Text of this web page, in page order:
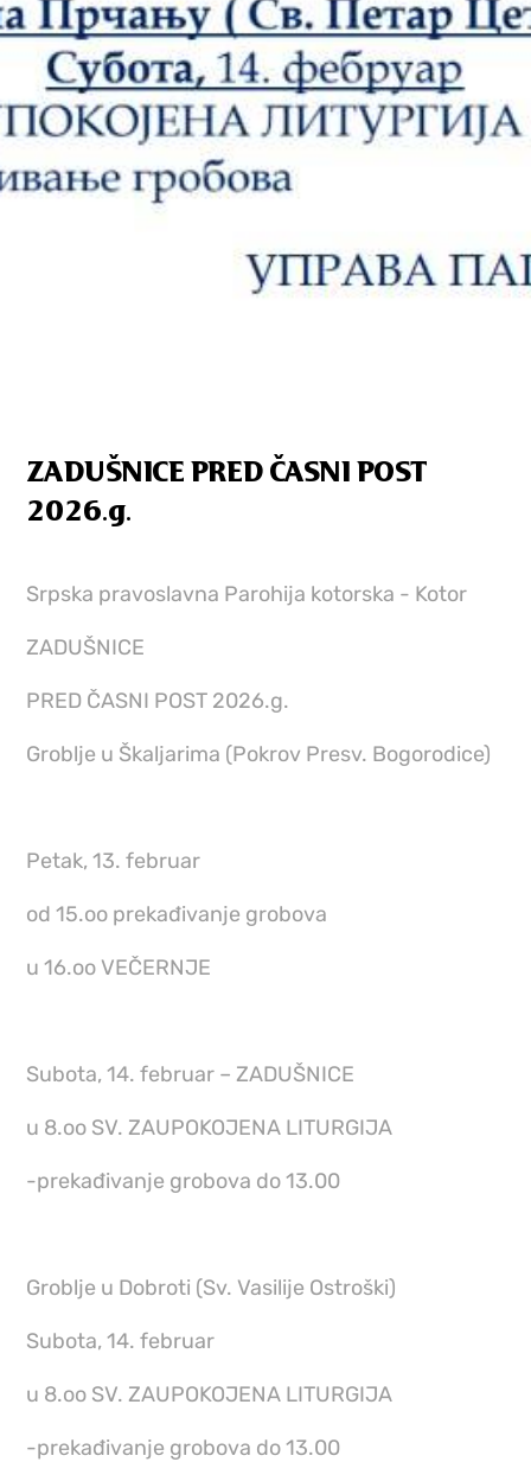
ZADUŠNICE PRED ČASNI POST
2026.g.
Srpska pravoslavna Parohija kotorska - Kotor
ZADUŠNICE
PRED ČASNI POST 2026.g.
Groblje u Škaljarima (Pokrov Presv. Bogorodice)
Petak, 13. februar
od 15.oo prekađivanje grobova
u 16.oo VEČERNJE
Subota, 14. februar – ZADUŠNICE
u 8.oo SV. ZAUPOKOJENA LITURGIJA
-prekađivanje grobova do 13.00
Groblje u Dobroti (Sv. Vasilije Ostroški)
Subota, 14. februar
u 8.oo SV. ZAUPOKOJENA LITURGIJA
-prekađivanje grobova do 13.00